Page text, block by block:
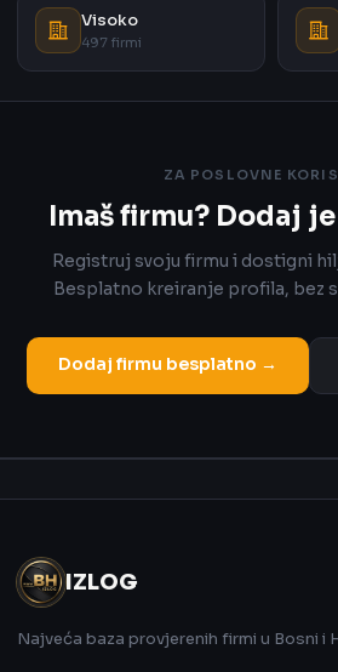
Visoko
497 firmi
ZA POSLOVNE
Imaš firmu? Dodaj je
Registruj svoju firmu i dostigni
Besplatno kreiranje profila, bez
Dodaj firmu besplatno →
IZLOG
Najveća baza provjerenih firmi u Bosni i